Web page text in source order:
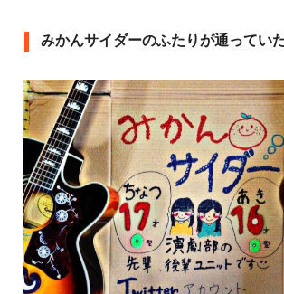
みかんサイダーのふたりが通ってい